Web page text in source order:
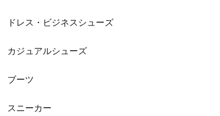
ドレス・ビジネスシューズ
カジュアルシューズ
ブーツ
スニーカー